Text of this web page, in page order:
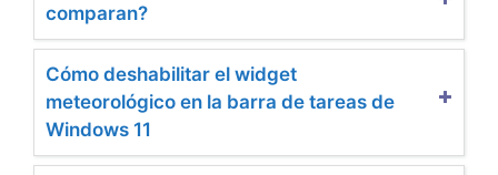
comparan?
Cómo deshabilitar el widget
meteorológico en la barra de tareas de
Windows 11